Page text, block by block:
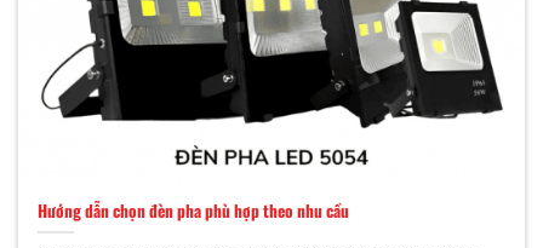
Hướng dẫn chọn đèn pha phù hợp theo nhu cầu